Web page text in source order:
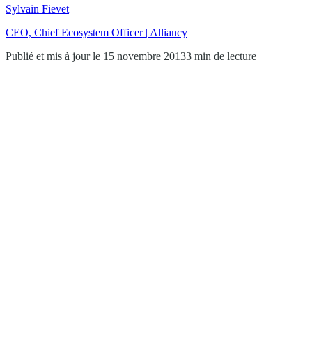
Sylvain Fievet
CEO, Chief Ecosystem Officer | Alliancy
Publié et mis à jour le 15 novembre 20133 min de lecture